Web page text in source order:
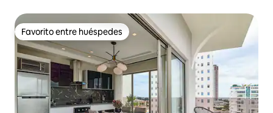
Favorito entre huéspedes
Favorito entre huéspedes